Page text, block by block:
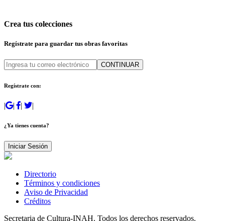
Crea tus colecciones
Regístrate para guardar tus obras favoritas
CONTINUAR
Regístrate con:
| | | |
¿Ya tienes cuenta?
Iniciar Sesión
Directorio
Términos y condiciones
Aviso de Privacidad
Créditos
Secretaria de Cultura-INAH. Todos los derechos reservados.